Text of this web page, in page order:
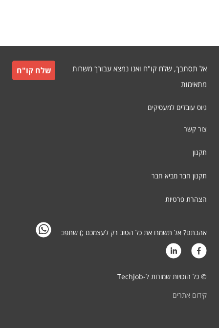
אל תסתבך, שלח קו"ח ואנו נמצא עבורך משרות
מתאימות
שלח קו"ח
גיוס עובדים למעסיקים
צור קשר
תקנון
תקנון חבר מביא חבר
הצהרת פרטיות
אהבתם? אל תשמרו את כל הטוב רק לעצמכם ;) שתפו:
© כל הזכויות שמורות ל-TechJob
קידום אתרים